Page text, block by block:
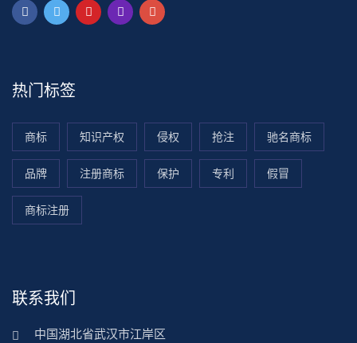
热门标签
商标 知识产权 侵权 抢注 驰名商标
品牌 注册商标 保护 专利 假冒
商标注册
联系我们
中国湖北省武汉市江岸区